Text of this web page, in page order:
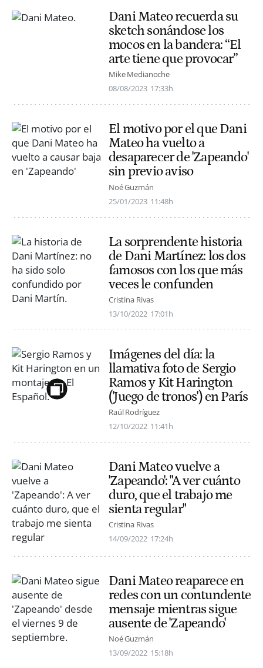
Dani Mateo recuerda su
sketch sonándose los
mocos en la bandera: “El
arte tiene que provocar”
Mike Medianoche
08/08/2023 17:33h
El motivo por el que Dani
Mateo ha vuelto a
desaparecer de 'Zapeando'
sin previo aviso
Noé Guzmán
25/01/2023 11:48h
La sorprendente historia
de Dani Martínez: los dos
famosos con los que más
veces le confunden
Cristina Rivas
13/10/2022 17:01h
Imágenes del día: la
llamativa foto de Sergio
Ramos y Kit Harington
('Juego de tronos') en París
Raúl Rodríguez
12/10/2022 11:41h
Dani Mateo vuelve a
'Zapeando': "A ver cuánto
duro, que el trabajo me
sienta regular"
Cristina Rivas
14/09/2022 17:24h
Dani Mateo reaparece en
redes con un contundente
mensaje mientras sigue
ausente de 'Zapeando'
Noé Guzmán
13/09/2022 15:18h